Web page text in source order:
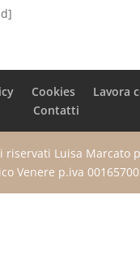
Cookies
Lavora
Contatti
Luisa Marcato
Venere p.iva